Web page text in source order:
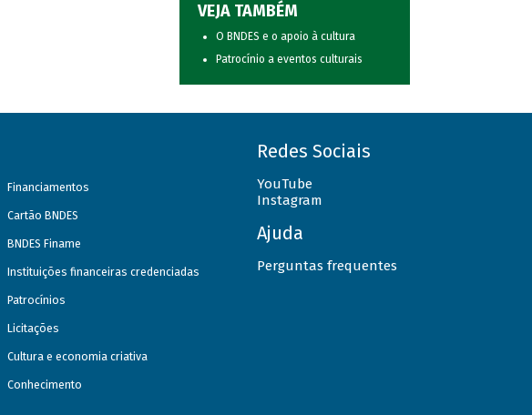
VEJA TAMBÉM
O BNDES e o apoio à cultura
Patrocínio a eventos culturais
Financiamentos
Cartão BNDES
BNDES Finame
Instituições financeiras credenciadas
Patrocínios
Licitações
Cultura e economia criativa
Conhecimento
Redes Sociais
YouTube
Instagram
Ajuda
Perguntas frequentes